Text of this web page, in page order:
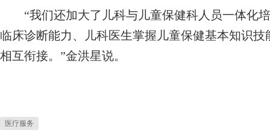
“我们还加大了儿科与儿童保健科人员一体化
临床诊断能力、儿科医生掌握儿童保健基本知识
相互衔接。”金洪星说。
医疗服务